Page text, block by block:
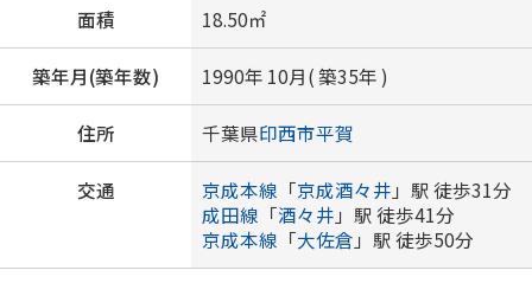
面積 18.50㎡
築年月(築年数) 1990年 10月( 築35年 )
住所 千葉県印西市平賀
交通 京成本線 「京成酒々井 」駅 徒歩31分
成田線 「酒々井 」駅 徒歩41分
京成本線 「大佐倉 」駅 徒歩50分